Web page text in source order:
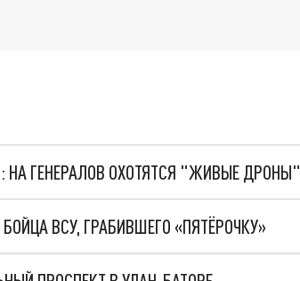
НА ГЕНЕРАЛОВ ОХОТЯТСЯ "ЖИВЫЕ ДРОНЫ"
ВСУ, ГРАБИВШЕГО «ПЯТЁРОЧКУ»